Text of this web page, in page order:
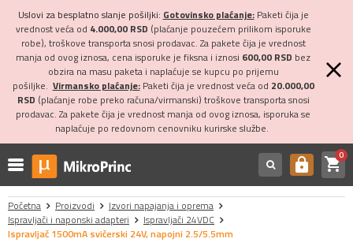
Uslovi za besplatno slanje pošiljki: Gotovinsko plaćanje:Paketi čija je
vrednost veća od 4.000,00 RSD (plaćanje pouzećem prilikom isporuke
robe), troškove transporta snosi prodavac. Za pakete čija je vrednost
manja od ovog iznosa, cena isporuke je fiksna i iznosi 600,00 RSD bez
obzira na masu paketa i naplaćuje se kupcu po prijemu
pošiljke. Virmansko plaćanje:Paketi čija je vrednost veća od 20.000,00
RSD (plaćanje robe preko računa/virmanski) troškove transporta snosi
prodavac. Za pakete čija je vrednost manja od ovog iznosa, isporuka se
naplaćuje po redovnom cenovniku kurirske službe.
https shopping_cart0
Početna Proizvodi
Izvori napajanja i oprema
Ispravljači i naponski adapteri
Ispravljači 24VDC
Ispravljač 1500mA svičerski 24V, napojni 2.5/5.5mm